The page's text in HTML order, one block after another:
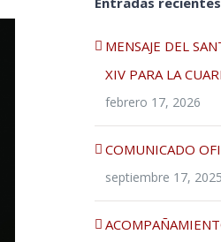
MENSAJE DEL
XIV PARA LA
febrero 17, 2026
COMUNICADO
septiembre 17, 2025